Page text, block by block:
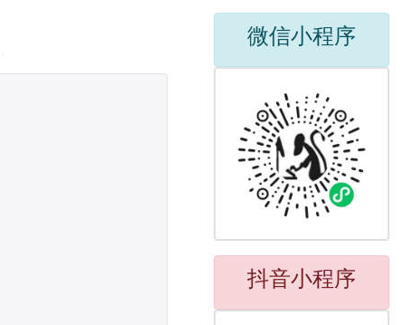
微信小程序
抖音小程序